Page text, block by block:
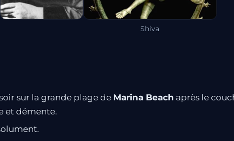
Shiva
sur la grande plage de Marina Beach après le
et démente.